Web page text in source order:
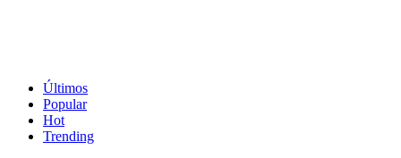
Últimos
Popular
Hot
Trending